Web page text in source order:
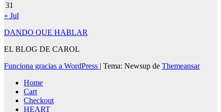
31
« Jul
DANDO QUE HABLAR
EL BLOG DE CAROL
Funciona gracias a WordPress | Tema: Newsup de Themeansar
Home
Cart
Checkout
HEART